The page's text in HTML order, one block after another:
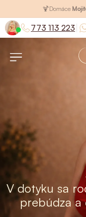
🍹Domáce
773 113 223
V dotyku sa
prebúdza a